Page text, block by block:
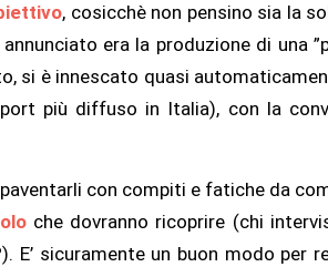
, cosicchè non pensino sia la
era la produzione di una
si è innescato quasi
più diffuso in Italia), con la
con compiti e fatiche da
che dovranno ricoprire (chi
E’ sicuramente un buon modo